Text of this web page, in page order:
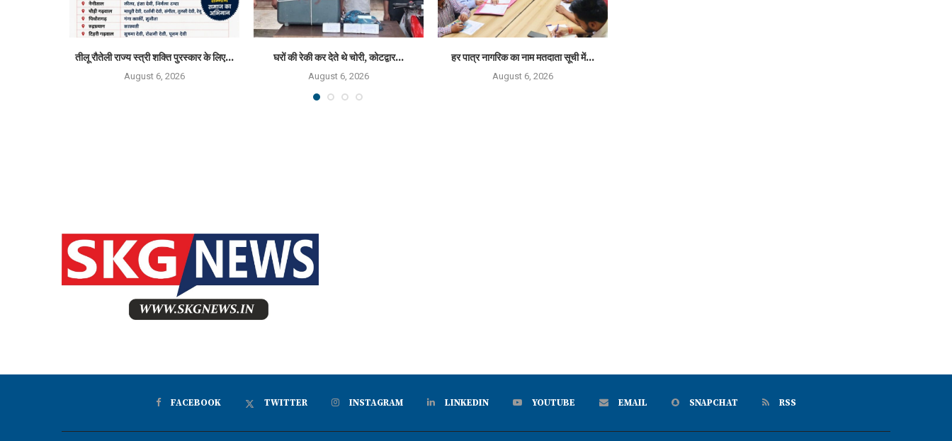
तीलू रौतेली राज्य स्त्री शक्ति पुरस्कार के लिए...
August 6, 2026
घरों की रेकी कर देते थे चोरी, कोटद्वार...
August 6, 2026
हर पात्र नागरिक का नाम मतदाता सूची में...
August 6, 2026
FACEBOOK TWITTER INSTAGRAM LINKEDIN YOUTUBE EMAIL SNAPCHAT RSS